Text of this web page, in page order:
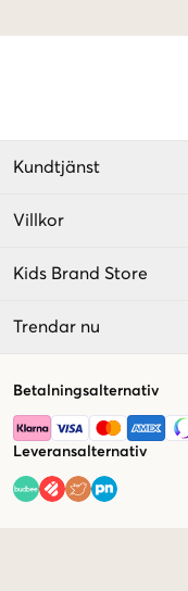
Kundtjänst
Villkor
Kids Brand Store
Trendar nu
Betalningsalternativ
Leveransalternativ